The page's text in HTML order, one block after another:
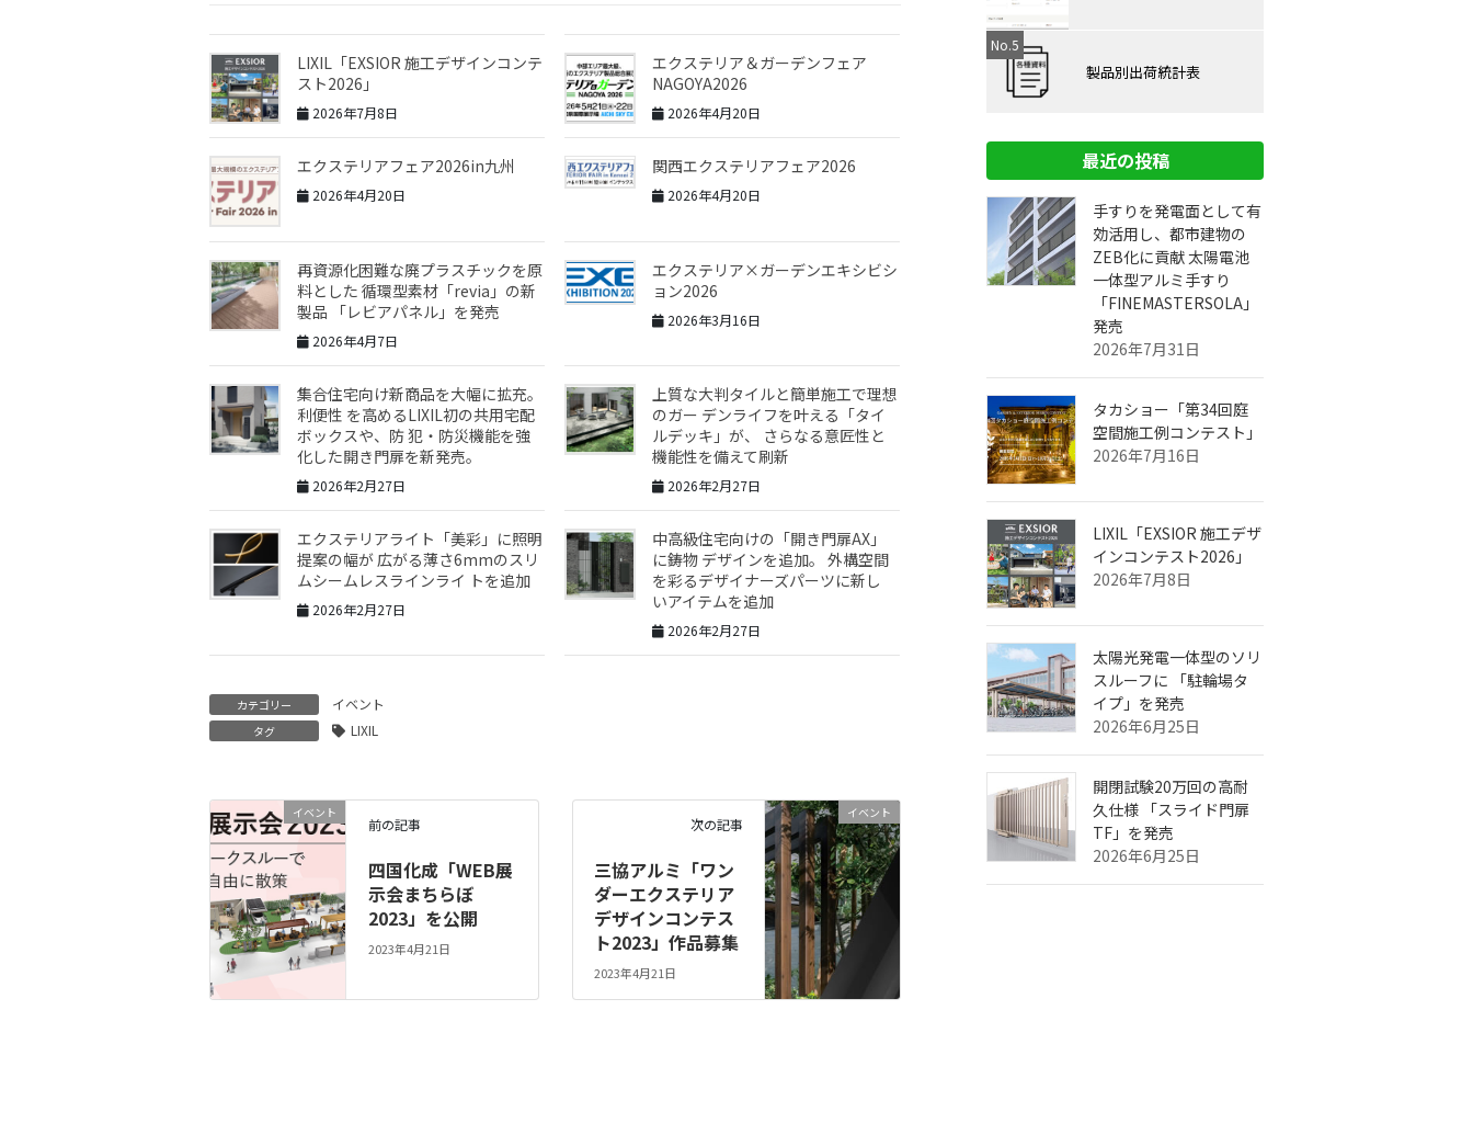
LIXIL「EXSIOR 施工デザインコンテ
スト2026」
2026年7月8日
エクステリア＆ガーデンフェア
NAGOYA2026
2026年4月20日
エクステリアフェア2026in九州
2026年4月20日
関西エクステリアフェア2026
2026年4月20日
再資源化困難な廃プラスチックを原
料とした 循環型素材「revia」の新
製品 「レビアパネル」を発売
2026年4月7日
エクステリア×ガーデンエキシビシ
ョン2026
2026年3月16日
集合住宅向け新商品を大幅に拡充。
利便性 を高めるLIXIL初の共用宅配
ボックスや、防 犯・防災機能を強
化した開き門扉を新発売。
2026年2月27日
上質な大判タイルと簡単施工で理想
のガー デンライフを叶える「タイ
ルデッキ」が、 さらなる意匠性と
機能性を備えて刷新
2026年2月27日
エクステリアライト「美彩」に照明
提案の幅が 広がる薄さ6mmのスリ
ムシームレスラインライ トを追加
2026年2月27日
中高級住宅向けの「開き門扉AX」
に鋳物 デザインを追加。 外構空間
を彩るデザイナーズパーツに新し
いアイテムを追加
2026年2月27日
カテゴリー イベント
タグ LIXIL
イベント
前の記事
四国化成「WEB展
示会まちらぼ
2023」を公開
2023年4月21日
イベント
次の記事
三協アルミ「ワン
ダーエクステリア
デザインコンテス
ト2023」作品募集
2023年4月21日
製品別出荷統計表
最近の投稿
手すりを発電面として有
効活用し、都市建物の
ZEB化に貢献 太陽電池
一体型アルミ手すり
「FINEMASTERSOLA」
発売
2026年7月31日
タカショー「第34回庭
空間施工例コンテスト」
2026年7月16日
LIXIL「EXSIOR 施工デザ
インコンテスト2026」
2026年7月8日
太陽光発電一体型のソリ
スルーフに 「駐輪場タ
イプ」を発売
2026年6月25日
開閉試験20万回の高耐
久仕様 「スライド門扉
TF」を発売
2026年6月25日